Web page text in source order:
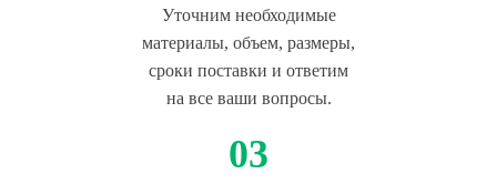
Уточним необходимые
материалы, объем, размеры,
сроки поставки и ответим
на все ваши вопросы.